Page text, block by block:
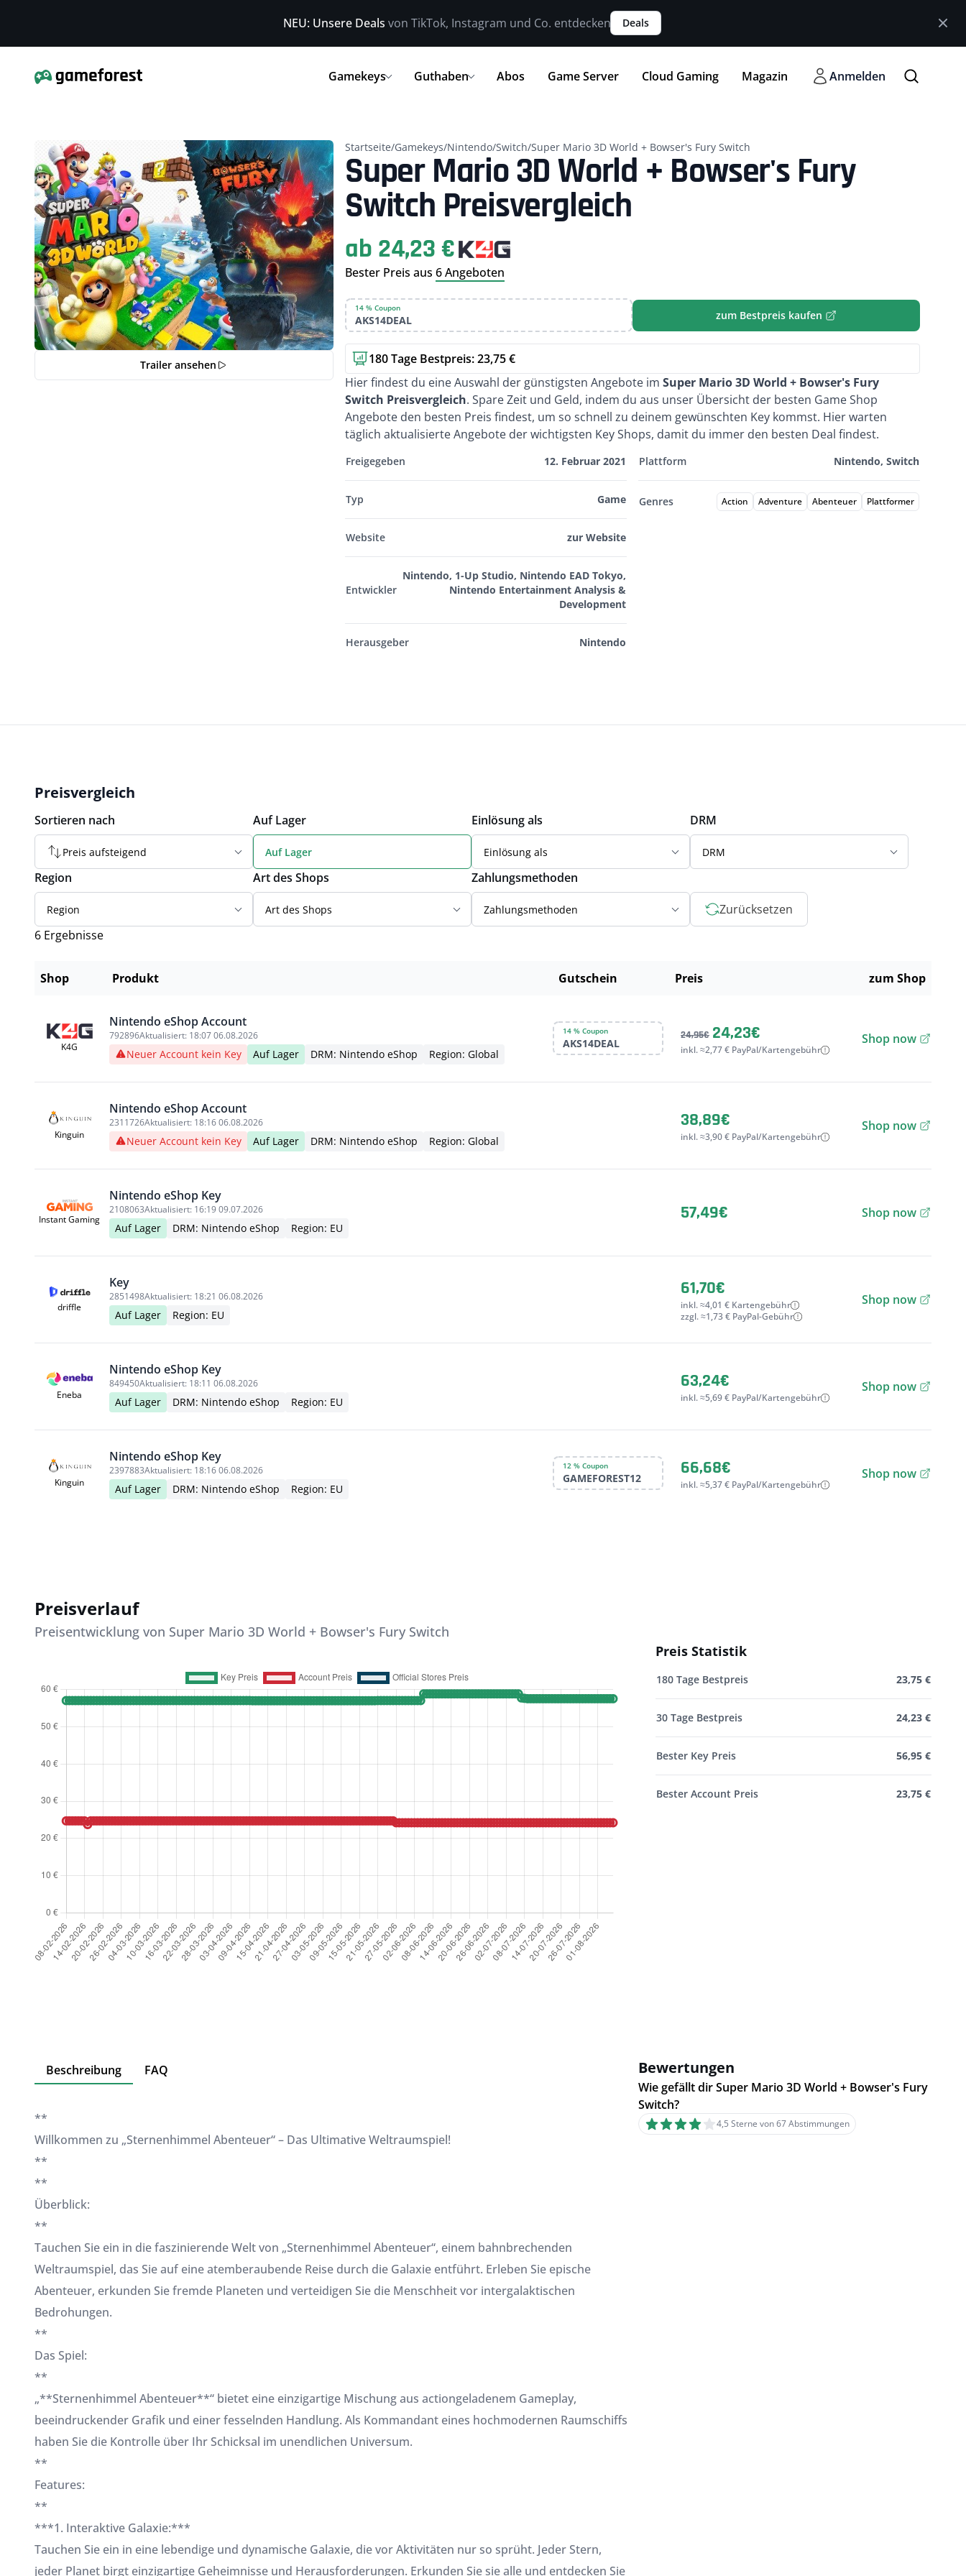
NEU: Unsere Deals von TikTok, Instagram und Co. entdecken Deals
Gamekeys Guthaben Abos Game Server Cloud Gaming Magazin Anmelden
Trailer ansehen
Startseite/Gamekeys/Nintendo/Switch/Super Mario 3D World + Bowser's Fury Switch
Super Mario 3D World + Bowser's Fury
Switch Preisvergleich
ab 24,23 €
Bester Preis aus 6 Angeboten
14 % Coupon
AKS14DEAL zum Bestpreis kaufen
180 Tage Bestpreis: 23,75 €
Kurzbeschreibung
Hier findest du eine Auswahl der günstigsten Angebote im Super Mario 3D World + Bowser's Fury
Switch Preisvergleich. Spare Zeit und Geld, indem du aus unser Übersicht der besten Game Shop
Angebote den besten Preis findest, um so schnell zu deinem gewünschten Key kommst. Hier warten
täglich aktualisierte Angebote der wichtigsten Key Shops, damit du immer den besten Deal findest.
Freigegeben 12. Februar 2021
Typ Game
Website zur Website
Entwickler
Nintendo, 1-Up Studio, Nintendo EAD Tokyo,
Nintendo Entertainment Analysis &
Development
Herausgeber Nintendo
Plattform Nintendo, Switch
Genres Action Adventure Abenteuer Plattformer
Preisvergleich
Sortieren nach
Preis aufsteigend
Auf Lager
Auf Lager
Einlösung als
Einlösung als
DRM
DRM
Region
Region
Art des Shops
Art des Shops
Zahlungsmethoden
Zahlungsmethoden
Zurücksetzen
6 Ergebnisse
Shop Produkt Gutschein Preis zum Shop
K4G
Nintendo eShop Account
792896Aktualisiert: 18:07 06.08.2026
Neuer Account kein Key Auf Lager DRM: Nintendo eShop Region: Global
14 % Coupon
AKS14DEAL
24,95€ 24,23€
inkl. ≈2,77 € PayPal/Kartengebühr
Shop now
Kinguin
Nintendo eShop Account
2311726Aktualisiert: 18:16 06.08.2026
Neuer Account kein Key Auf Lager DRM: Nintendo eShop Region: Global
38,89€
inkl. ≈3,90 € PayPal/Kartengebühr
Shop now
Instant Gaming
Nintendo eShop Key
2108063Aktualisiert: 16:19 09.07.2026
Auf Lager DRM: Nintendo eShop Region: EU
57,49€ Shop now
driffle
Key
2851498Aktualisiert: 18:21 06.08.2026
Auf Lager Region: EU
61,70€
inkl. ≈4,01 € Kartengebühr
zzgl. ≈1,73 € PayPal-Gebühr
Shop now
Eneba
Nintendo eShop Key
849450Aktualisiert: 18:11 06.08.2026
Auf Lager DRM: Nintendo eShop Region: EU
63,24€
inkl. ≈5,69 € PayPal/Kartengebühr
Shop now
Kinguin
Nintendo eShop Key
2397883Aktualisiert: 18:16 06.08.2026
Auf Lager DRM: Nintendo eShop Region: EU
12 % Coupon
GAMEFOREST12 66,68€
inkl. ≈5,37 € PayPal/Kartengebühr
Shop now
Preisverlauf
Preisentwicklung von Super Mario 3D World + Bowser's Fury Switch
Preis Statistik
180 Tage Bestpreis 23,75 €
30 Tage Bestpreis 24,23 €
Bester Key Preis 56,95 €
Bester Account Preis 23,75 €
Beschreibung FAQ
**
Willkommen zu „Sternenhimmel Abenteuer“ – Das Ultimative Weltraumspiel!
**
**
Überblick:
**
Tauchen Sie ein in die faszinierende Welt von „Sternenhimmel Abenteuer“, einem bahnbrechenden
Weltraumspiel, das Sie auf eine atemberaubende Reise durch die Galaxie entführt. Erleben Sie epische
Abenteuer, erkunden Sie fremde Planeten und verteidigen Sie die Menschheit vor intergalaktischen
Bedrohungen.
**
Das Spiel:
**
„**Sternenhimmel Abenteuer**“ bietet eine einzigartige Mischung aus actiongeladenem Gameplay,
beeindruckender Grafik und einer fesselnden Handlung. Als Kommandant eines hochmodernen Raumschiffs
haben Sie die Kontrolle über Ihr Schicksal im unendlichen Universum.
**
Features:
**
***1. Interaktive Galaxie:***
Tauchen Sie ein in eine lebendige und dynamische Galaxie, die vor Aktivitäten nur so sprüht. Jeder Stern,
jeder Planet birgt einzigartige Geheimnisse und Herausforderungen. Erkunden Sie sie alle und entdecken Sie
Bewertungen
Wie gefällt dir Super Mario 3D World + Bowser's Fury
Switch?
4,5 Sterne von 67 Abstimmungen